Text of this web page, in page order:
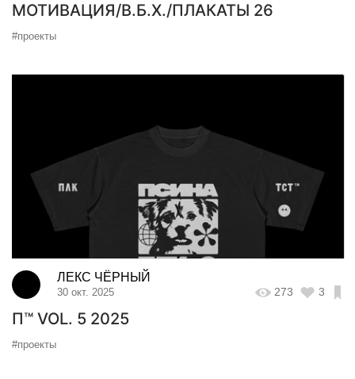
МОТИВАЦИЯ/В.Б.Х./ПЛАКАТЫ 26
#проекты
ЛЕКС ЧЁРНЫЙ
30 окт. 2025 273 3
П™ VOL. 5 2025
#проекты